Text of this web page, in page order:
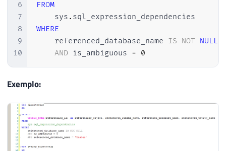
6
7
8
9
10
FROM
    sys
.
WHERE
    referenced_database_name
IS NOT NULL
AND is_ambiguous = 0
Exemplo: